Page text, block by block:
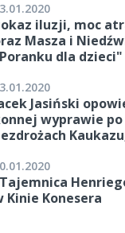
iluzji, moc
Masza i
dla dzieci"
Jasiński
wyprawie po
Kinie Konesera